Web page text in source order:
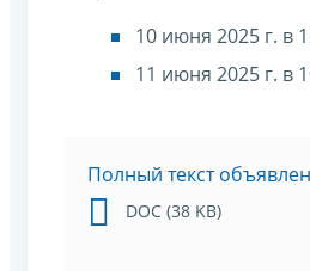
10 июня 2025 г. в
11 июня 2025 г. в
Полный текст
DOC (38 KB)